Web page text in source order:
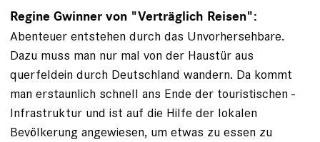
Regine Gwinner von "Verträglich Reisen":
Abenteuer entstehen durch das Unvorhersehbare.
Dazu muss man nur mal von der Haustür aus
querfeldein durch Deutschland wandern. Da kommt
man erstaunlich schnell ans Ende der touristischen ­
Infrastruktur und ist auf die Hilfe der lokalen
Bevölkerung angewiesen, um etwas zu essen zu